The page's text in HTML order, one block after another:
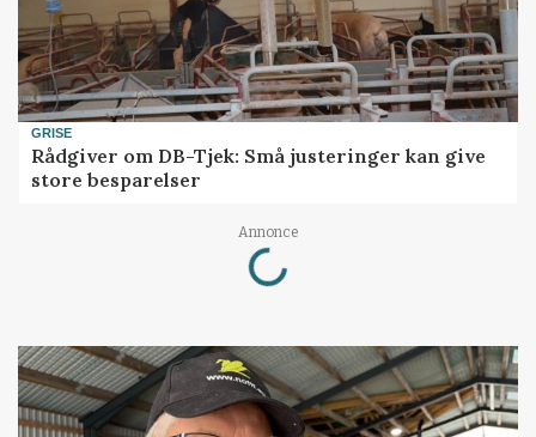
GRISE
Rådgiver om DB-Tjek: Små justeringer kan give
store besparelser
Annonce
Loading...